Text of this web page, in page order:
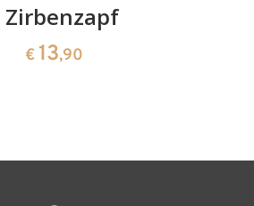
Zirbenzapfen
€ 13,90